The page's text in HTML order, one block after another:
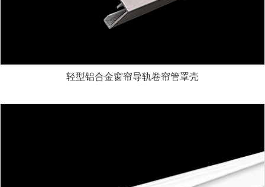
轻型铝合金窗帘导轨卷帘管罩壳